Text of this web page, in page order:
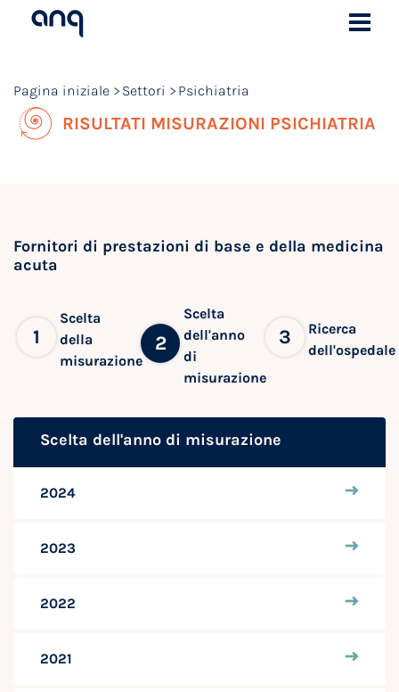
Pagina iniziale Settori Psichiatria
RISULTATI MISURAZIONI PSICHIATRIA
Fornitori di prestazioni di base e della medicina
acuta
1
Scelta
della
misurazione
2
Scelta
dell'anno
di
misurazione
3
Ricerca
dell'ospedale
Scelta dell'anno di misurazione
2024
2023
2022
2021